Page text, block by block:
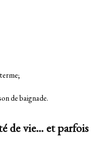
de baignade.
de vie… et parfois